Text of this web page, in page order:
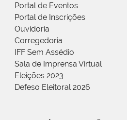
Portal de Eventos
Portal de Inscrições
Ouvidoria
Corregedoria
IFF Sem Assédio
Sala de Imprensa Virtual
Eleições 2023
Defeso Eleitoral 2026